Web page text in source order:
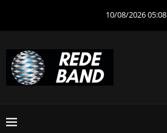
10/08/2026 05:08